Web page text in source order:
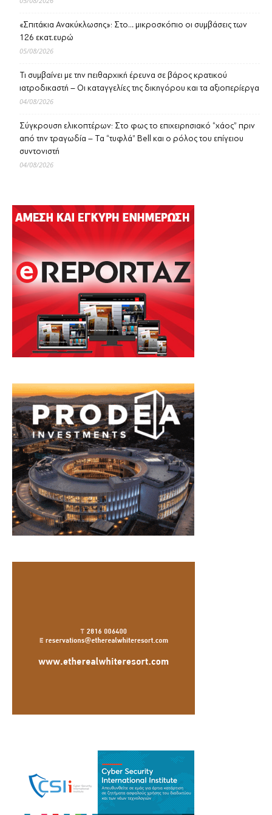
«Σπιτάκια Ανακύκλωσης»: Στο… μικροσκόπιο οι συμβάσεις των
126 εκατ.ευρώ
05/08/2026
Τι συμβαίνει με την πειθαρχική έρευνα σε βάρος κρατικού
ιατροδικαστή – Οι καταγγελίες της δικηγόρου και τα αξιοπερίεργα
04/08/2026
Σύγκρουση ελικοπτέρων: Στο φως το επιχειρησιακό “χάος” πριν
από την τραγωδία – Τα “τυφλά” Bell και ο ρόλος του επίγειου
συντονιστή
04/08/2026